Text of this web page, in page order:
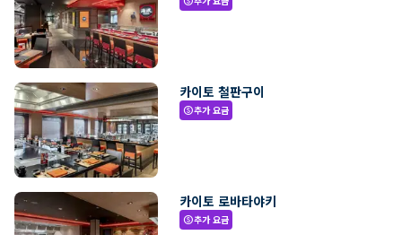
카이토 철판구이
paid추가 요금
카이토 로바타야키
paid추가 요금